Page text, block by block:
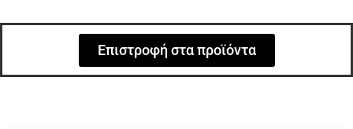
Επιστροφή στα προϊόντα